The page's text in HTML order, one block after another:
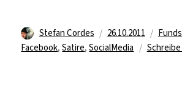
Autor
Stefan Cordes
Veröffentlicht
am
26.10.2011
Facebook,Satire,SocialMedia